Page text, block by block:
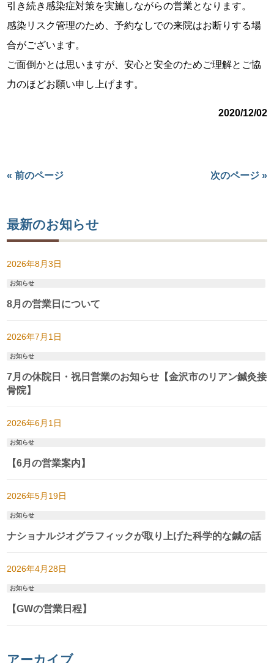
引き続き感染症対策を実施しながらの営業となります。
感染リスク管理のため、予約なしでの来院はお断りする場
合がございます。
ご面倒かとは思いますが、安心と安全のためご理解とご協
力のほどお願い申し上げます。
2020/12/02
« 前のページ 次のページ »
最新のお知らせ
2026年8月3日
お知らせ
8月の営業日について
2026年7月1日
お知らせ
7月の休院日・祝日営業のお知らせ【金沢市のリアン鍼灸接
骨院】
2026年6月1日
お知らせ
【6月の営業案内】
2026年5月19日
お知らせ
ナショナルジオグラフィックが取り上げた科学的な鍼の話
2026年4月28日
お知らせ
【GWの営業日程】
アーカイブ